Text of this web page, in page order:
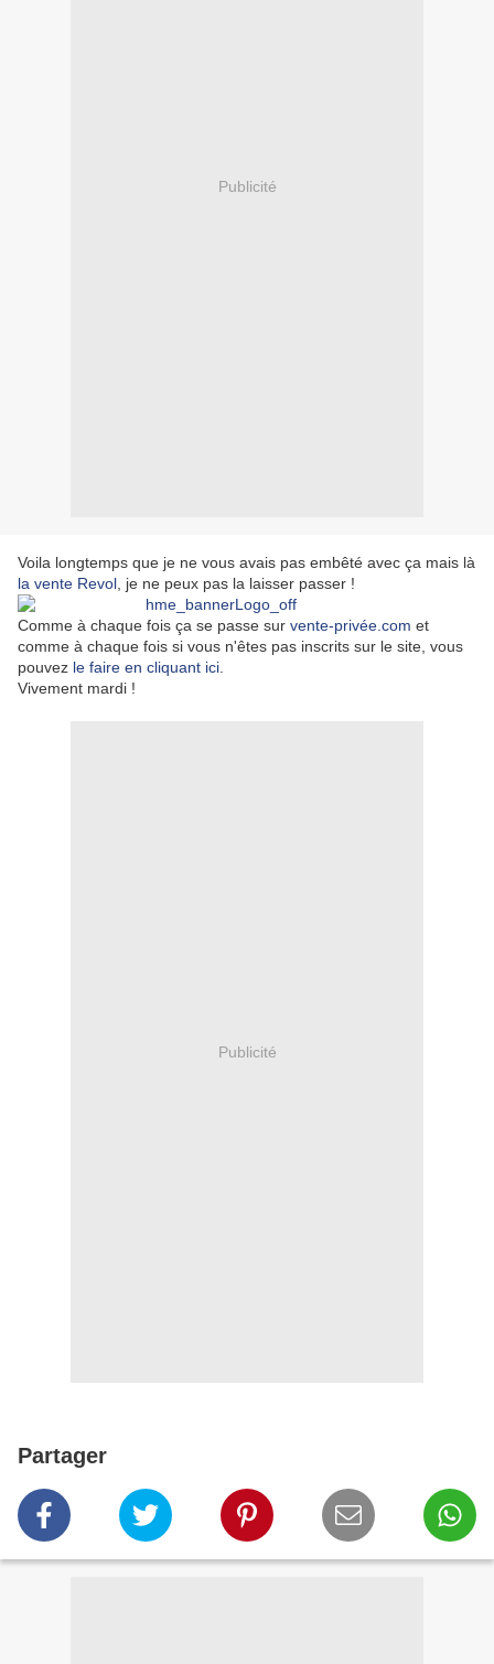
Publicité
Voila longtemps que je ne vous avais pas embêté avec ça mais là
la vente Revol , je ne peux pas la laisser passer !
Comme à chaque fois ça se passe sur vente-privée.com et
comme à chaque fois si vous n'êtes pas inscrits sur le site, vous
pouvez le faire en cliquant ici
Vivement mardi !
Publicité
Partager